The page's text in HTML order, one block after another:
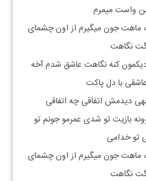
واست میمرم
ماهت جون میگیرم از اون چشمای
نگاهت
کنه نگاهت عاشق شدم آخه
عاشقی با دل پاکت
دیدمش اتفاقی چه اتفاقی
بازیت تو شدی عمرمو جونم تو
تو خدامی
ماهت جون میگیرم از اون چشمای
نگاهت